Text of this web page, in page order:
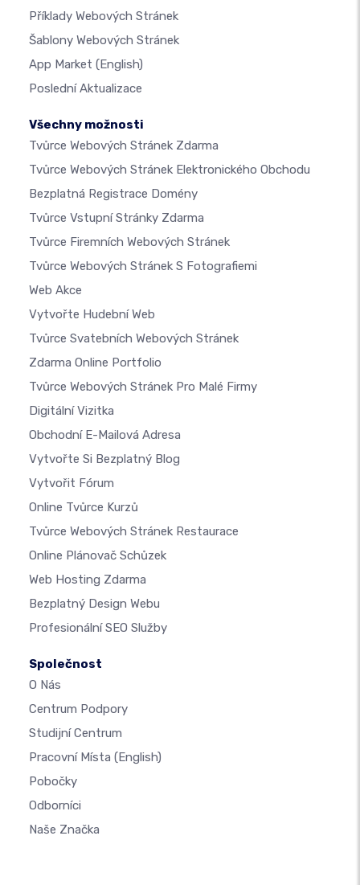
Příklady Webových Stránek
Šablony Webových Stránek
App Market (English)
Poslední Aktualizace
Všechny možnosti
Tvůrce Webových Stránek Zdarma
Tvůrce Webových Stránek Elektronického Obchodu
Bezplatná Registrace Domény
Tvůrce Vstupní Stránky Zdarma
Tvůrce Firemních Webových Stránek
Tvůrce Webových Stránek S Fotografiemi
Web Akce
Vytvořte Hudební Web
Tvůrce Svatebních Webových Stránek
Zdarma Online Portfolio
Tvůrce Webových Stránek Pro Malé Firmy
Digitální Vizitka
Obchodní E-Mailová Adresa
Vytvořte Si Bezplatný Blog
Vytvořit Fórum
Online Tvůrce Kurzů
Tvůrce Webových Stránek Restaurace
Online Plánovač Schůzek
Web Hosting Zdarma
Bezplatný Design Webu
Profesionální SEO Služby
Společnost
O Nás
Centrum Podpory
Studijní Centrum
Pracovní Místa (English)
Pobočky
Odborníci
Naše Značka